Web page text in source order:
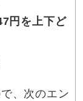
円を上下ど
、次のエン